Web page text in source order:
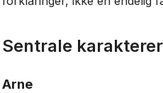
Sentrale karakterer
Arne